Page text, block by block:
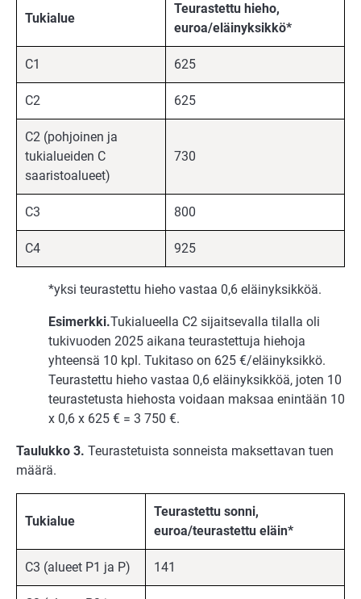
Tukialue
Teurastettu hieho,
euroa/eläinyksikkö*
C1 625
C2 625
C2 (pohjoinen ja
tukialueiden C
saaristoalueet)
730
C3 800
C4 925
*yksi teurastettu hieho vastaa 0,6 eläinyksikköä.
Esimerkki.Tukialueella C2 sijaitsevalla tilalla oli
tukivuoden 2025 aikana teurastettuja hiehoja
yhteensä 10 kpl. Tukitaso on 625 €/eläinyksikkö.
Teurastettu hieho vastaa 0,6 eläinyksikköä, joten 10
teurastetusta hiehosta voidaan maksaa enintään 10
x 0,6 x 625 € = 3 750 €.
Taulukko 3. Teurastetuista sonneista maksettavan tuen
määrä.
Tukialue
Teurastettu sonni,
euroa/teurastettu eläin*
C3 (alueet P1 ja P) 141